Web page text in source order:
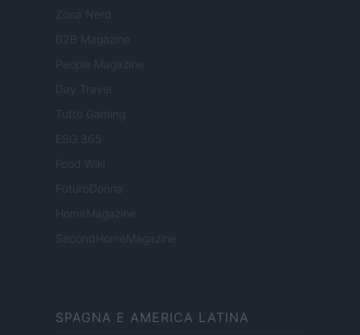
Zona Nerd
B2B Magazine
People Magazine
Day Travel
Tutto Gaming
ESG 365
Food Wiki
FuturoDonna
HomeMagazine
SecondHomeMagazine
SPAGNA E AMERICA LATINA